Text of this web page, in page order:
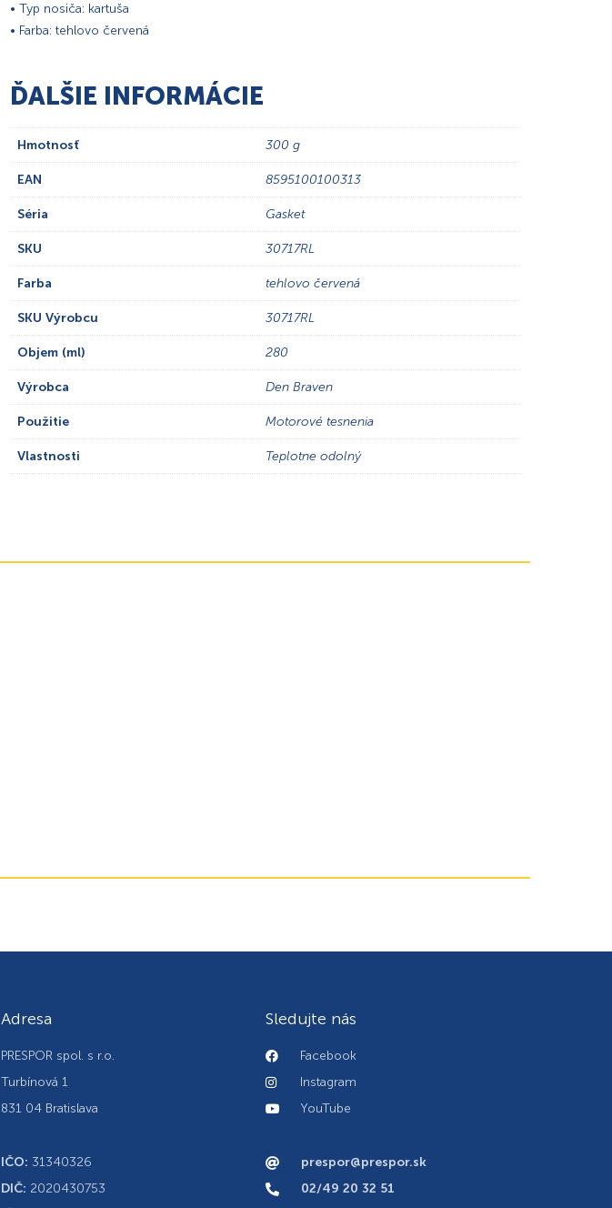
• Typ nosiča: kartuša
• Farba: tehlovo červená
ĎALŠIE INFORMÁCIE
Hmotnosť 300 g
EAN 8595100100313
Séria Gasket
SKU 30717RL
Farba tehlovo červená
SKU Výrobcu 30717RL
Objem (ml) 280
Výrobca Den Braven
Použitie Motorové tesnenia
Vlastnosti Teplotne odolný
Adresa
PRESPOR spol. s r.o.
Turbínová 1
831 04 Bratislava
IČO: 31340326
DIČ: 2020430753
Sledujte nás
Facebook
Instagram
YouTube
prespor@prespor.sk
02/49 20 32 51